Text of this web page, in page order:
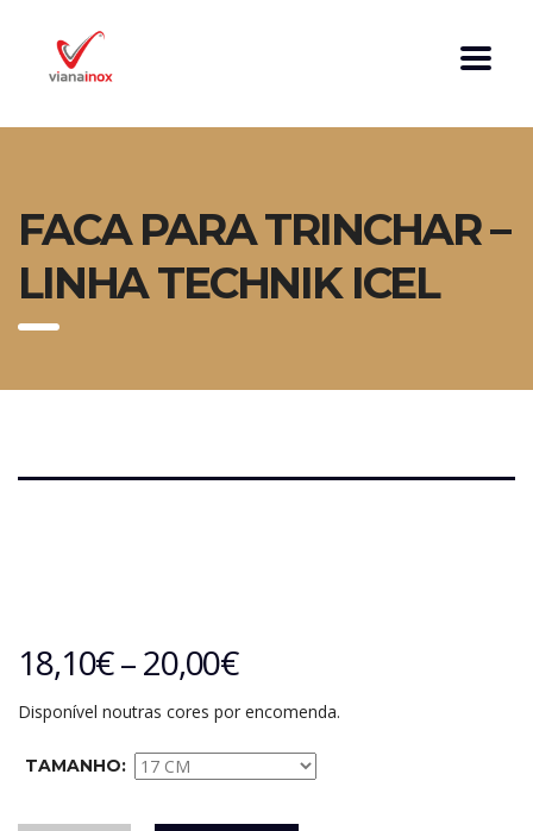
FACA PARA TRINCHAR –
LINHA TECHNIK ICEL
18,10€–20,00€
Disponível noutras cores por encomenda.
TAMANHO: